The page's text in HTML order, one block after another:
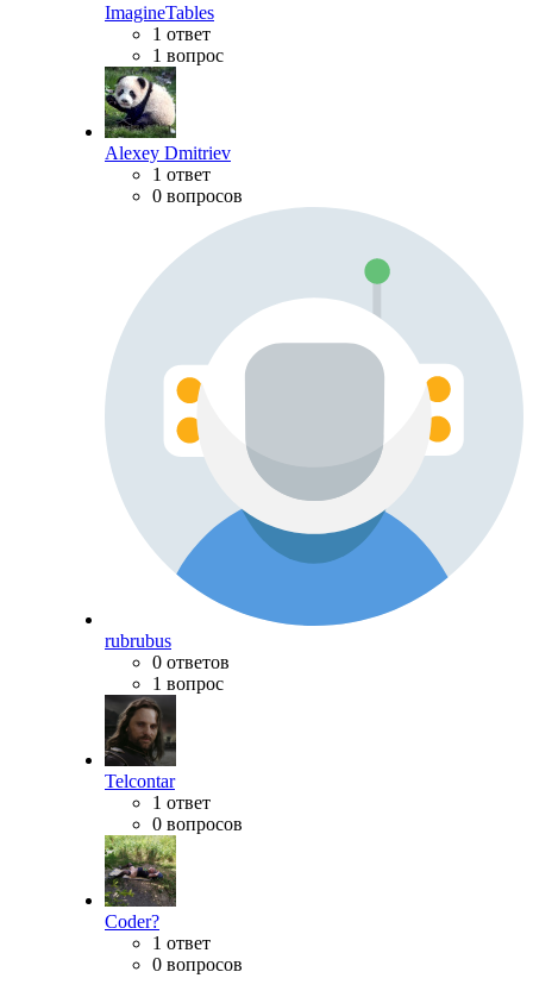
ImagineTables
1 ответ
1 вопрос
Alexey Dmitriev
1 ответ
0 вопросов
rubrubus
0 ответов
1 вопрос
Telcontar
1 ответ
0 вопросов
Coder?
1 ответ
0 вопросов